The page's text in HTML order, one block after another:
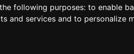
following purposes:to enable
and services and to personalize